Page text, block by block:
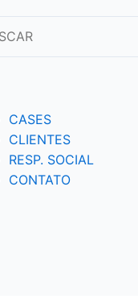
CASES
CLIENTES
RESP. SOCIAL
CONTATO